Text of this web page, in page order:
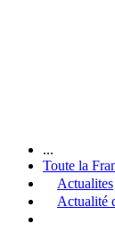
...
Toute la
Actualites
Actualité